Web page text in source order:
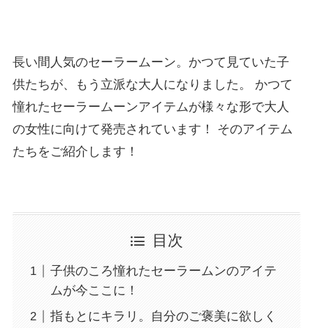
長い間人気のセーラームーン。かつて見ていた子
供たちが、もう立派な大人になりました。 かつて
憧れたセーラームーンアイテムが様々な形で大人
の女性に向けて発売されています！ そのアイテム
たちをご紹介します！
目次
子供のころ憧れたセーラームンのアイテ
ムが今ここに！
指もとにキラリ。自分のご褒美に欲しく